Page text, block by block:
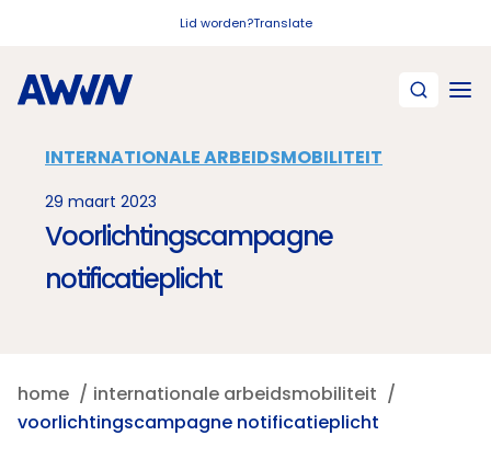
Lid worden?Translate
INTERNATIONALE ARBEIDSMOBILITEIT
29 maart 2023
Voorlichtingscampagne
notificatieplicht
home
internationale arbeidsmobiliteit
voorlichtingscampagne notificatieplicht